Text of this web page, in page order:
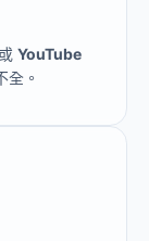
YouTube
。